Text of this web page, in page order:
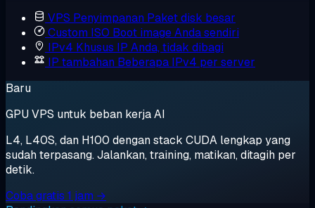
VPS Penyimpanan Paket disk besar
Custom ISO Boot image Anda sendiri
IPv4 Khusus IP Anda, tidak dibagi
IP tambahan Beberapa IPv4 per server
Baru
GPU VPS untuk beban kerja AI
L4, L40S, dan H100 dengan stack CUDA lengkap yang
sudah terpasang. Jalankan, training, matikan, ditagih per
detik.
Coba gratis 1 jam →